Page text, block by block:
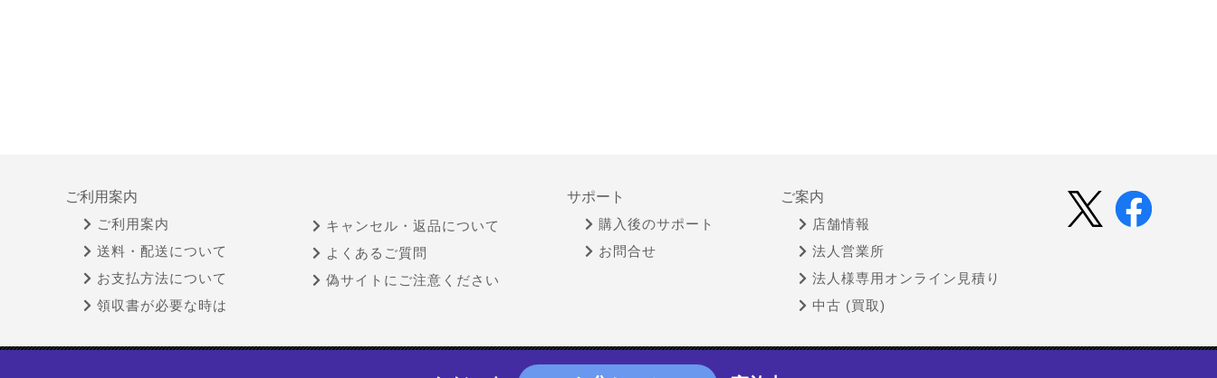
ご利用案内
ご利用案内
送料・配送について
お支払方法について
領収書が必要な時は
キャンセル・返品について
よくあるご質問
偽サイトにご注意ください
サポート
購入後のサポート
お問合せ
ご案内
店舗情報
法人営業所
法人様専用オンライン見積り
中古 (買取)
サイトポリシー